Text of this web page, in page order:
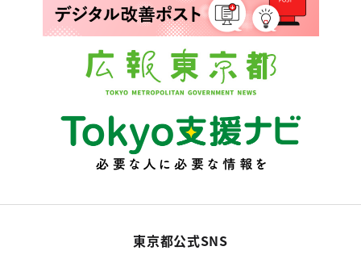
東京都公式SNS